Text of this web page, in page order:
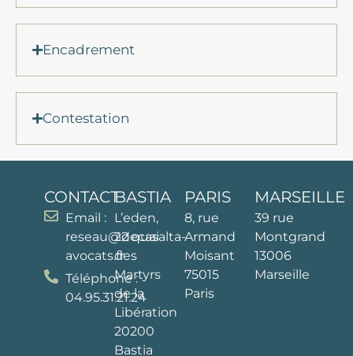
Encadrement
Contestation
CONTACT
Email :
reseau@decasalta-
avocats.​fr​​
Téléphone :
04.95.31.21.24
BASTIA
L’eden,
22 quai
des
Martyrs
de la
Libération
20200
Bastia
PARIS
8, rue
Armand
Moisant
75015
Paris
MARSEILLE
39 rue
Montgrand
13006
Marseille